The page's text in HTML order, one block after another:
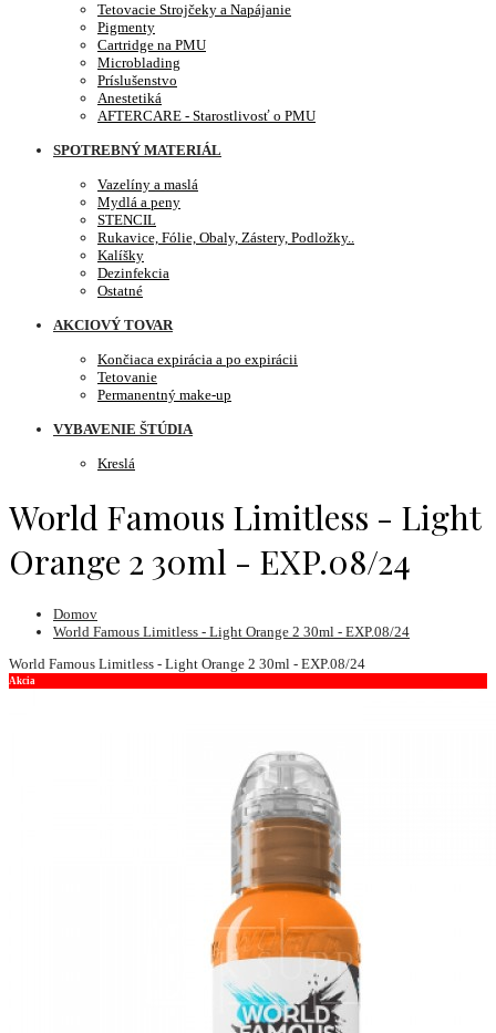
Tetovacie Strojčeky a Napájanie
Pigmenty
Cartridge na PMU
Microblading
Príslušenstvo
Anestetiká
AFTERCARE - Starostlivosť o PMU
SPOTREBNÝ MATERIÁL
Vazelíny a maslá
Mydlá a peny
STENCIL
Rukavice, Fólie, Obaly, Zástery, Podložky..
Kalíšky
Dezinfekcia
Ostatné
AKCIOVÝ TOVAR
Končiaca expirácia a po expirácii
Tetovanie
Permanentný make-up
VYBAVENIE ŠTÚDIA
Kreslá
World Famous Limitless - Light
Orange 2 30ml - EXP.08/24
Domov
World Famous Limitless - Light Orange 2 30ml - EXP.08/24
World Famous Limitless - Light Orange 2 30ml - EXP.08/24
Akcia